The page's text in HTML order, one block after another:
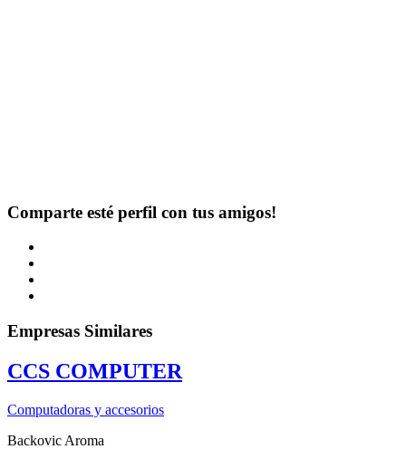
Comparte esté perfil con tus amigos!
Empresas Similares
CCS COMPUTER
Computadoras y accesorios
Backovic Aroma